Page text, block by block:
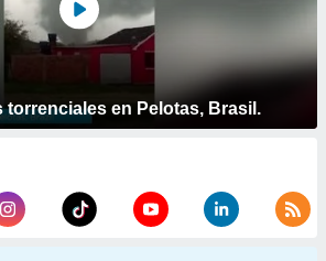
torrenciales en Pelotas, Brasil.